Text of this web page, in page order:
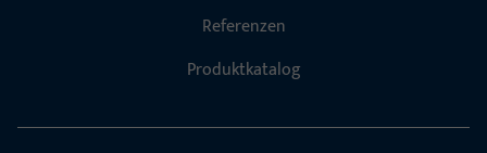
Referenzen
Produktkatalog